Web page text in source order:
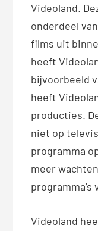
Videoland.
onderdeel
films uit
heeft
bijvoorbeeld
heeft
producties.
niet op
programma
meer
Videoland